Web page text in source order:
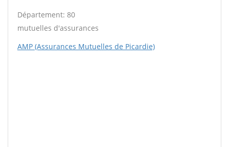
Département: 80
mutuelles d'assurances
AMP (Assurances Mutuelles de Picardie)